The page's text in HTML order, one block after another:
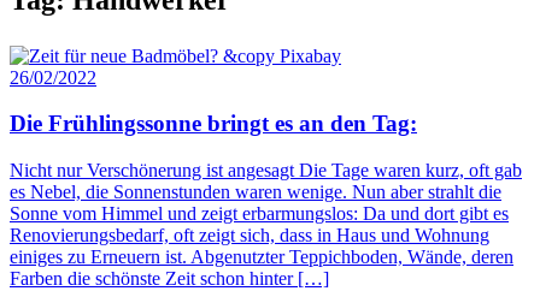
26/02/2022
Die Frühlingssonne bringt es an den Tag:
Nicht nur Verschönerung ist angesagt Die Tage waren kurz, oft gab
es Nebel, die Sonnenstunden waren wenige. Nun aber strahlt die
Sonne vom Himmel und zeigt erbarmungslos: Da und dort gibt es
Renovierungsbedarf, oft zeigt sich, dass in Haus und Wohnung
einiges zu Erneuern ist. Abgenutzter Teppichboden, Wände, deren
Farben die schönste Zeit schon hinter […]